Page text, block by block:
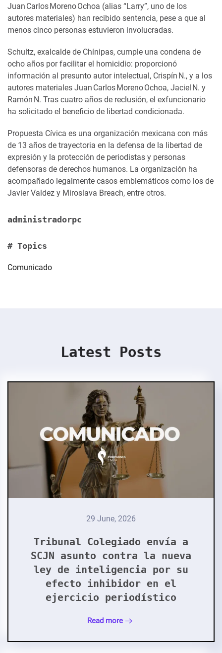
# Topics
Comunicado
Juan Carlos Moreno Ochoa (alias “Larry”, uno de los
autores materiales) han recibido sentencia, pese a que al
menos cinco personas estuvieron involucradas.
Schultz, exalcalde de Chínipas, cumple una condena de
ocho años por facilitar el homicidio: proporcionó
información al presunto autor intelectual, Crispín N., y a los
autores materiales Juan Carlos Moreno Ochoa, Jaciel N. y
Ramón N. Tras cuatro años de reclusión, el exfuncionario
ha solicitado el beneficio de libertad condicionada.
Propuesta Cívica es una organización mexicana con más
de 13 años de trayectoria en la defensa de la libertad de
expresión y la protección de periodistas y personas
defensoras de derechos humanos. La organización ha
acompañado legalmente casos emblemáticos como los de
Javier Valdez y Miroslava Breach, entre otros.
administradorpc
Latest Posts
29 June, 2026
Tribunal Colegiado envía a
SCJN asunto contra la nueva
ley de inteligencia por su
efecto inhibidor en el
ejercicio periodístico
Read more